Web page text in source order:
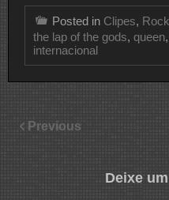
Posted in Clipes,
the lap of the gods, queen,
internacional
Previous
Deixe